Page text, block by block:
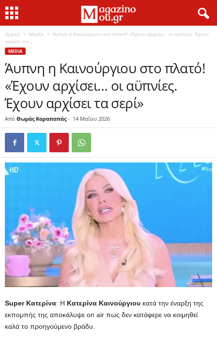
Αρχική Media
Άυπνη η Καινούργιου στο πλατό! «Έχουν αρχίσει… οι αϋπνίες. Έχουν
αρχίσει τα...
MEDIA
Άυπνη η Καινούργιου στο πλατό!
«Έχουν αρχίσει… οι αϋπνίες.
Έχουν αρχίσει τα σερί»
Από Θωμάς Καραπαπάς- 14 Μαΐου 2026
Super Κατερίνα: Η Κατερίνα Καινούργιου κατά την έναρξη της
εκπομπής της αποκάλυψε on air πως δεν κατάφερε να κοιμηθεί
καλά το προηγούμενο βράδυ.